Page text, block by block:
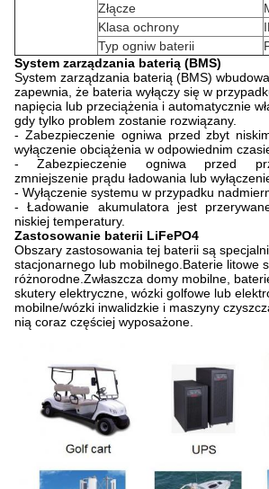
Złącze
Klasa ochrony
Typ ogniw baterii
System zarządzania baterią (BMS)
System zarządzania baterią (BMS)
zapewnia, że ​​bateria wyłączy się w
napięcia lub przeciążenia i automatycznie
gdy tylko problem zostanie rozwiązany.
- Zabezpieczenie ogniwa przed zbyt
wyłączenie obciążenia w odpowiednim
- Zabezpieczenie ogniwa przed
zmniejszenie prądu ładowania lub
- Wyłączenie systemu w przypadku
- Ładowanie akumulatora jest
niskiej temperatury.
Zastosowanie baterii LiFePO4
Obszary zastosowania tej baterii są
stacjonarnego lub mobilnego.Baterie litowe
różnorodne.Zwłaszcza domy mobilne,
skutery elektryczne, wózki golfowe lub
mobilne/wózki inwalidzkie i maszyny
nią coraz częściej wyposażone.